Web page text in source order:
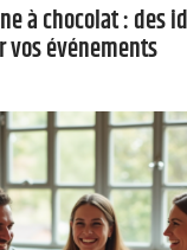
à chocolat : des
vos événements